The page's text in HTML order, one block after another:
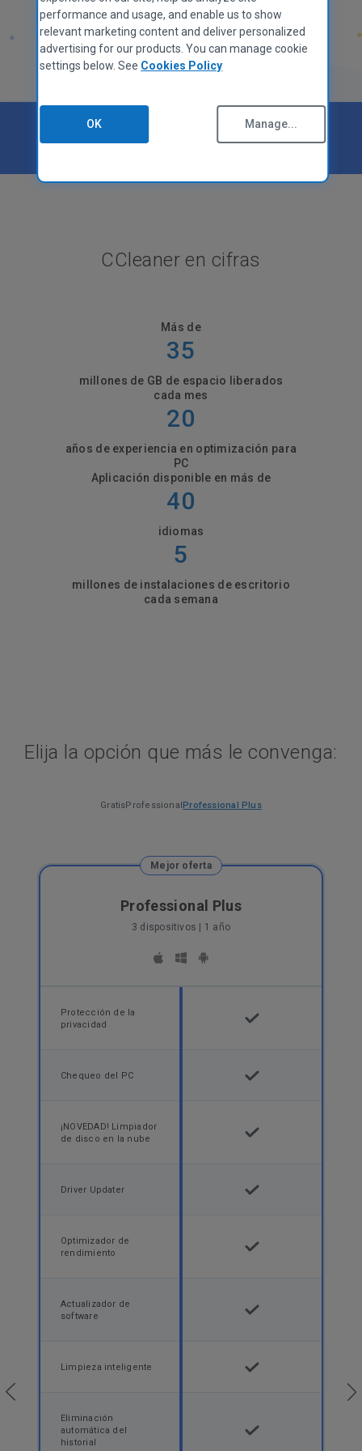
Calificación de « Excelente » en
CCleaner en cifras
Más de
35
millones de GB de espacio liberados
cada mes
20
años de experiencia en optimización para
PC
Aplicación disponible en más de
40
idiomas
5
millones de instalaciones de escritorio
cada semana
Elija la opción que más le convenga:
GratisProfessionalProfessional Plus
Mejor oferta
Professional Plus
3 dispositivos | 1 año
Protección de la
privacidad
Chequeo del PC
¡NOVEDAD! Limpiador
de disco en la nube
Driver Updater
Optimizador de
rendimiento
Actualizador de
software
Limpieza inteligente
Eliminación
automática del
historial
performance and usage, and enable us to show
relevant marketing content and deliver personalized
advertising for our products. You can manage cookie
settings below. See Cookies Policy
OK Manage...